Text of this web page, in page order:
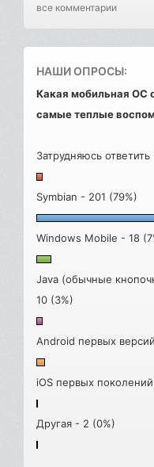
все комментарии
НАШИ ОПРОСЫ:
Какая мобильная ОС
самые теплые
Затрудняюсь
Symbian - 201 (79%)
Windows Mobile - 18
Java (обычные
10 (3%)
Android первых
iOS первых
Другая - 2 (0%)